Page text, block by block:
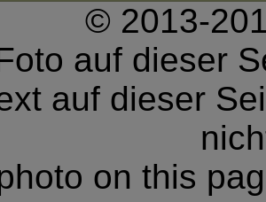
© 2013-
auf dieser
auf dieser
on this